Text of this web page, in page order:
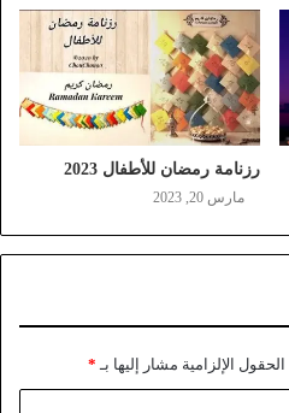
رزنامة رمضان للأطفال 2023
مارس 20, 2023
الحقول الإلزامية مشار إليها بـ *